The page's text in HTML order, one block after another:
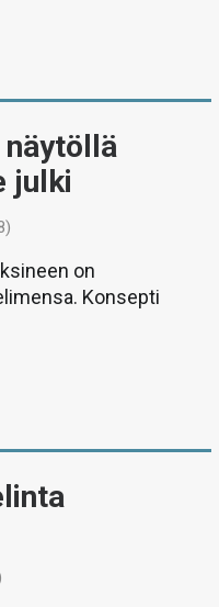
näytöllä
julki
on
Konsepti